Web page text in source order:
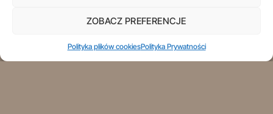
ZOBACZ PREFERENCJE
Polityka plików cookiesPolityka Prywatności